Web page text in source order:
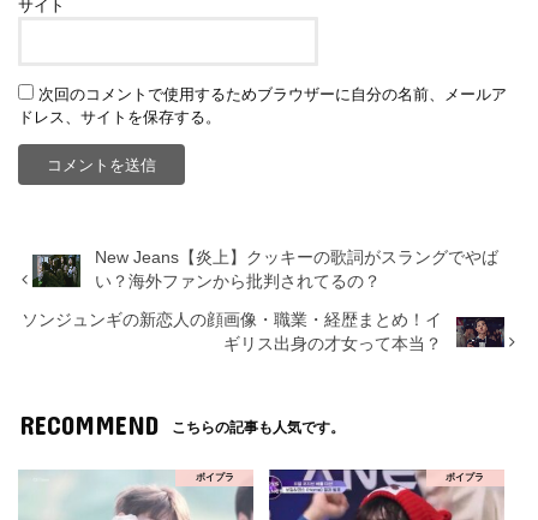
サイト
次回のコメントで使用するためブラウザーに自分の名前、メールア
ドレス、サイトを保存する。
New Jeans【炎上】クッキーの歌詞がスラングでやば
い？海外ファンから批判されてるの？
ソンジュンギの新恋人の顔画像・職業・経歴まとめ！イ
ギリス出身の才女って本当？
RECOMMEND こちらの記事も人気です。
ボイプラ ボイプラ